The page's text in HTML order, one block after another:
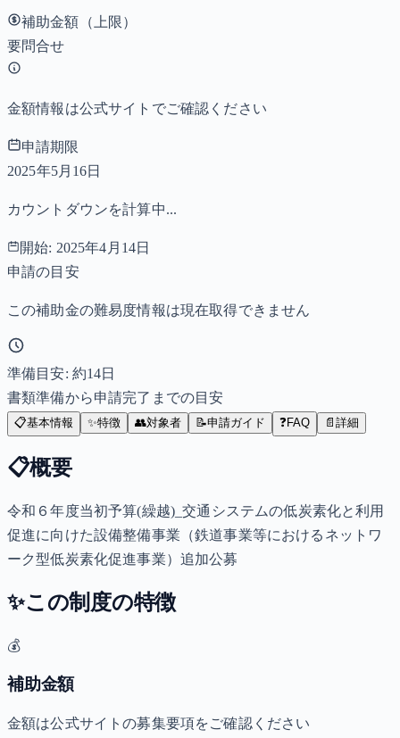
補助金額（上限）
要問合せ
金額情報は公式サイトでご確認ください
申請期限
2025年5月16日
カウントダウンを計算中...
開始: 2025年4月14日
申請の目安
この補助金の難易度情報は現在取得できません
準備目安: 約14日
書類準備から申請完了までの目安
📋基本情報 ✨特徴 👥対象者 📝申請ガイド ❓FAQ 📄 詳細
📋概要
令和６年度当初予算(繰越)_交通システムの低炭素化と利用
促進に向けた設備整備事業（鉄道事業等におけるネットワ
ーク型低炭素化促進事業）追加公募
✨この制度の特徴
💰
補助金額
金額は公式サイトの募集要項をご確認ください